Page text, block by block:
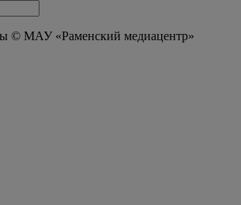
© МАУ «Раменский медиацентр»